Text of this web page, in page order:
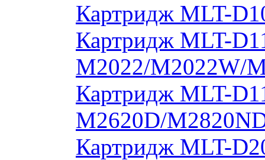
Картридж MLT-
Картридж MLT-
M2022/M2022W/
Картридж MLT-
M2620D/
Картридж MLT-